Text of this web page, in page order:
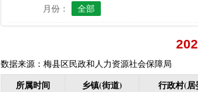
计划生育家庭特别扶助（2013
| 城镇独生子女父母计划生育奖
义务教育阶段家庭经济困难学
| 普通高中建档立卡和非建档立
高中残疾学生免学杂费补助（
月份： 全部
数据来源：梅县区民政和人力资源社会保障局
所属时间 乡镇(街道) 行政村(居